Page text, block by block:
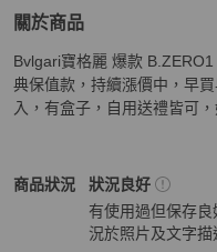
關於商品
關於Bvlgari寶格麗 爆款
Bvlgari寶格麗 爆款
典保值款，持續漲價中，早
入，有盒子，自用送禮皆可，
商品狀況
BVLGARI 女士配件商品狀態與
狀況良好
有使用過但保存
況於照片及文字描